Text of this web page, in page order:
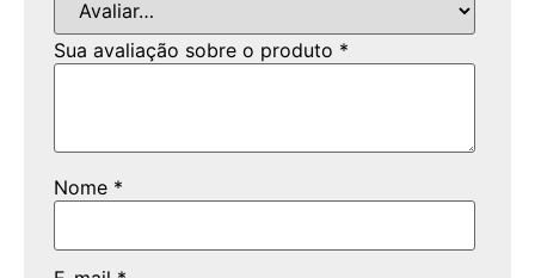
Sua avaliação sobre o produto *
Nome *